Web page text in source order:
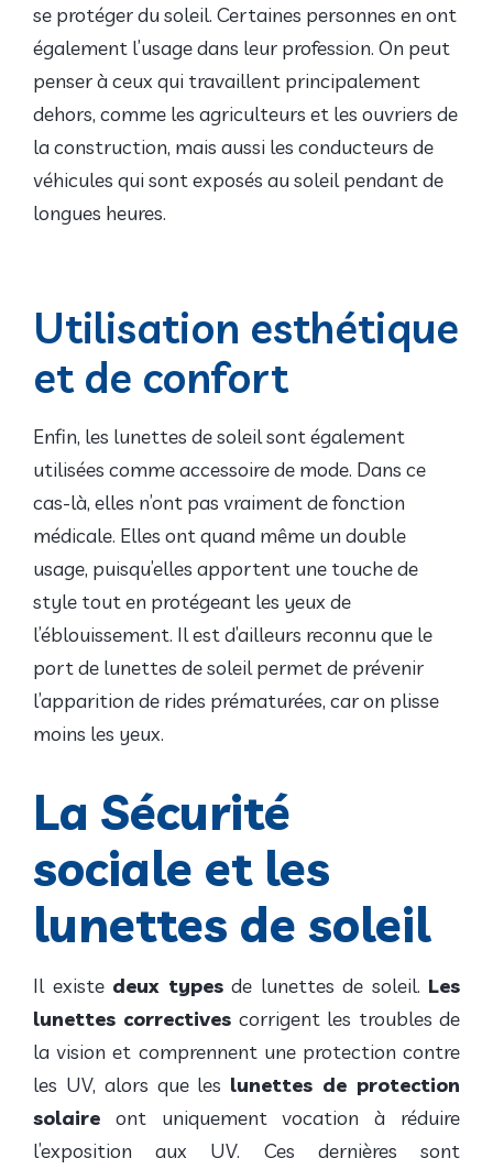
se protéger du soleil. Certaines personnes en ont
également l’usage dans leur profession. On peut
penser à ceux qui travaillent principalement
dehors, comme les agriculteurs et les ouvriers de
la construction, mais aussi les conducteurs de
véhicules qui sont exposés au soleil pendant de
longues heures.
Utilisation esthétique
et de confort
Enfin, les lunettes de soleil sont également
utilisées comme accessoire de mode. Dans ce
cas-là, elles n’ont pas vraiment de fonction
médicale. Elles ont quand même un double
usage, puisqu’elles apportent une touche de
style tout en protégeant les yeux de
l’éblouissement. Il est d’ailleurs reconnu que le
port de lunettes de soleil permet de prévenir
l’apparition de rides prématurées, car on plisse
moins les yeux.
La Sécurité
sociale et les
lunettes de soleil
Il existe deux typesde lunettes de soleil. Les
lunettes correctives corrigent les troubles de
la vision et comprennent une protection contre
les UV, alors que les lunettes de protection
solaire ont uniquement vocation à réduire
l’exposition aux UV. Ces dernières sont